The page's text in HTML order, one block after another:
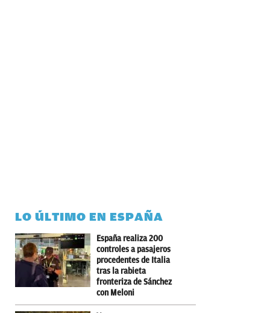
LO ÚLTIMO EN ESPAÑA
España realiza 200
controles a pasajeros
procedentes de Italia
tras la rabieta
fronteriza de Sánchez
con Meloni